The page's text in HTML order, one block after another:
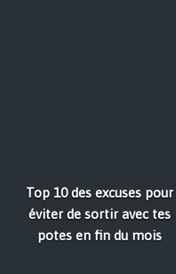
Top 10 des excuses pour
éviter de sortir avec tes
potes en fin du mois